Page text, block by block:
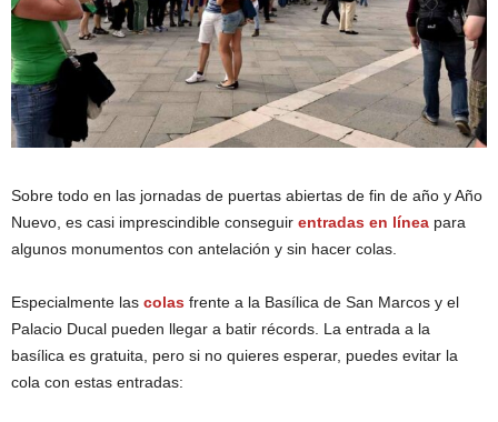
Sobre todo en las jornadas de puertas abiertas de fin de año y Año
Nuevo, es casi imprescindible conseguir entradas en línea para
algunos monumentos con antelación y sin hacer colas.
Especialmente las colas frente a la Basílica de San Marcos y el
Palacio Ducal pueden llegar a batir récords. La entrada a la
basílica es gratuita, pero si no quieres esperar, puedes evitar la
cola con estas entradas: